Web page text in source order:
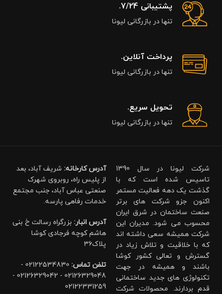
پشتیبانی 7/24.
تنها در بازرگانی لیونا
پرداخت آنلاین.
تنها در بازرگانی لیونا
تحویل سریع.
تنها در بازرگانی لیونا
شرکت لیونا در سال 1390
تاسیس شده است که با
گذشت یک دهه فعالیت مستمر
اکنون جزو شرکت های برتر
صنعت ساختمان در شرق ایران
محسوب می شود. مدیران این
شرکت همیشه سعی داشته اند
که با خلاقیت و تلاش زیاد در
گسترش و تعالی کشور کوشا
باشند و همیشه در جهت
تکنولوژی های جدید ساختمانی
قدم بردارند. محصولات شرکت
آدرس کارخانه: شریف آباد، بعد
از پلیس راه، روبروی شهرک
صنعتی عباس آباد، جنب مجتمع
خدمات رفاهی پارسه.
آدرس انبار: بزرگراه رسالت خ بنی
هاشم کوچه فرجادی کوشا
پلاک۳۶
تلفن تماس:
02122534830 -
02126329048 - 02126329042 -
02122331259